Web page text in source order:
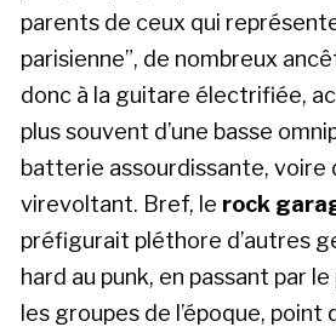
parents de ceux qui
parisienne”, de nombreux
donc à la guitare électrifiée,
plus souvent d’une basse
batterie assourdissante, voire
virevoltant. Bref, le rock
préfigurait pléthore d’autres
hard au punk, en passant par
les groupes de l’époque, point